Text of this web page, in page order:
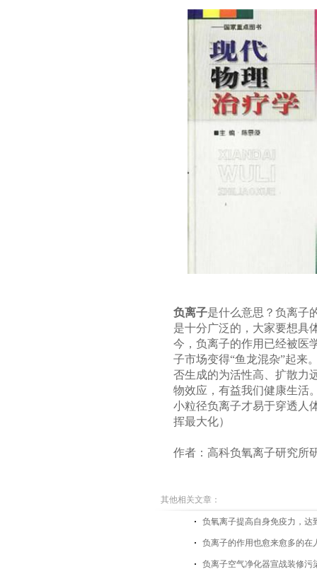
负离子是什么意思？负离子
是十分广泛的，大家要想具
今，负离子的作用已经被医
子市场变得“鱼龙混杂”起来
否生成的为活性高、扩散力
物效应，有益我们健康生活
小粒径负离子才易于穿透人
挥最大化）
作者：高科负氧离子研究所
其他相关文章：
负氧离子提高自身免疫力，达
负离子的作用也愈来愈多的在
负离子空气净化器宣战装修污